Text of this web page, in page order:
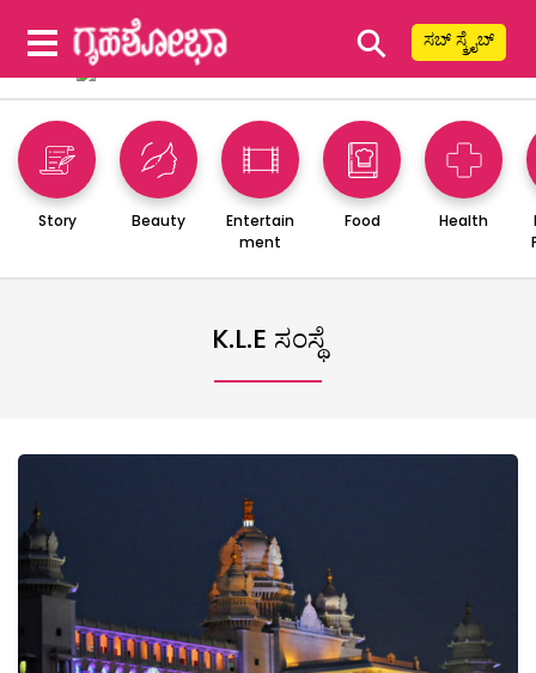
⚲ ಸಬ್ ಸ್ಕ್ರೈಬ್
Story Beauty
Entertain
ment
Food Health
K.L.E ಸಂಸ್ಥೆ